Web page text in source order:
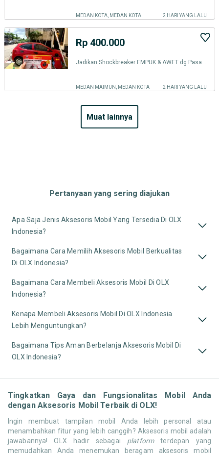
MEDAN KOTA, MEDAN KOTA 2 HARI YANG LALU
Rp 400.000
MEDAN MAIMUN, MEDAN KOTA 2 HARI YANG LALU
muat lainnya
Pertanyaan yang sering diajukan
Apa Saja Jenis Aksesoris Mobil Yang Tersedia Di OLX
Indonesia?
Bagaimana Cara Memilih Aksesoris Mobil Berkualitas
Di OLX Indonesia?
Bagaimana Cara Membeli Aksesoris Mobil Di OLX
Indonesia?
Kenapa Membeli Aksesoris Mobil Di OLX Indonesia
Lebih Menguntungkan?
Bagaimana Tips Aman Berbelanja Aksesoris Mobil Di
OLX Indonesia?
Tingkatkan Gaya dan Fungsionalitas Mobil Anda
dengan Aksesoris Mobil Terbaik di OLX!
Ingin membuat tampilan mobil Anda lebih personal atau
menambahkan fitur yang lebih canggih? Aksesoris mobil adalah
jawabannya! OLX hadir sebagai platformterdepan yang
memudahkan Anda menemukan beragam aksesoris mobil